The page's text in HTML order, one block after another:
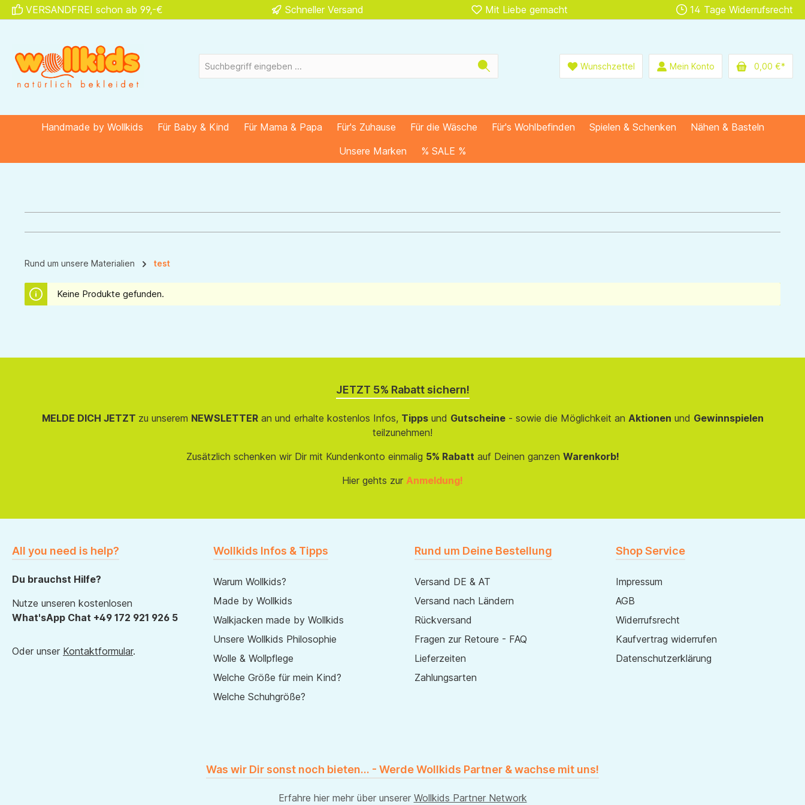
Zur Hauptnavigation springen
VERSANDFREI schon ab 99,-€ Schneller Versand Mit Liebe gemacht 14 Tage Widerrufsrecht
Wunschzettel Mein Konto 0,00 €*
Handmade by Wollkids Für Baby & Kind Für Mama & Papa Für's Zuhause Für die Wäsche Für's Wohlbefinden Spielen & Schenken
Nähen & Basteln
Unsere Marken
% SALE %
Rund um unsere Materialien test
Keine Produkte gefunden.
JETZT 5% Rabatt sichern!
MELDE DICH JETZT zu unserem NEWSLETTERan und erhalte kostenlos Infos, Tippsund Gutscheine- sowie die Möglichkeit an Aktionen und Gewinnspielen
teilzunehmen!
Zusätzlich schenken wir Dir mit Kundenkonto einmalig 5% Rabatt auf Deinen ganzen Warenkorb!
Hier gehts zur Anmeldung!
All you need is help?
Du brauchst Hilfe?
Nutze unseren kostenlosen
What'sApp Chat +49 172 921 926 5
Oder unser Kontaktformular.
Wollkids Infos & Tipps
Warum Wollkids?
Made by Wollkids
Walkjacken made by Wollkids
Unsere Wollkids Philosophie
Wolle & Wollpflege
Welche Größe für mein Kind?
Welche Schuhgröße?
Rund um Deine Bestellung
Versand DE & AT
Versand nach Ländern
Rückversand
Fragen zur Retoure - FAQ
Lieferzeiten
Zahlungsarten
Shop Service
Impressum
AGB
Widerrufsrecht
Kaufvertrag widerrufen
Datenschutzerklärung
Was wir Dir sonst noch bieten... - Werde Wollkids Partner & wachse mit uns!
Erfahre hier mehr über unserer Wollkids Partner Network